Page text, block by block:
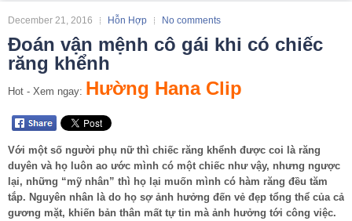
December 21, 2016 Hỗn Hợp No comments
Đoán vận mệnh cô gái khi có chiếc
răng khểnh
Hot - Xem ngay: Hường Hana Clip
Với một số người phụ nữ thì chiếc răng khểnh được coi là răng
duyên và họ luôn ao ước mình có một chiếc như vậy, nhưng ngược
lại, những “mỹ nhân” thì họ lại muốn mình có hàm răng đều tăm
tắp. Nguyên nhân là do họ sợ ảnh hưởng đến vẻ đẹp tổng thể của cả
gương mặt, khiến bản thân mất tự tin mà ảnh hưởng tới công việc.